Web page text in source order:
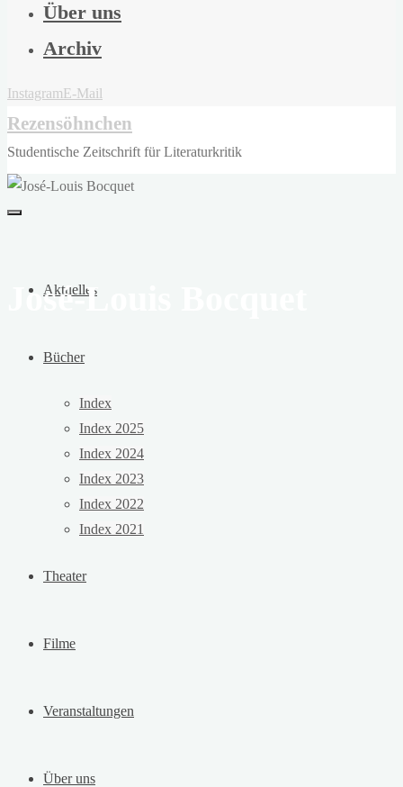
Über uns
Archiv
InstagramE-Mail
Rezensöhnchen
Studentische Zeitschrift für Literaturkritik
Aktuelles
Bücher
Index
Index 2025
Index 2024
Index 2023
Index 2022
Index 2021
Theater
Filme
Veranstaltungen
Über uns
José-Louis Bocquet